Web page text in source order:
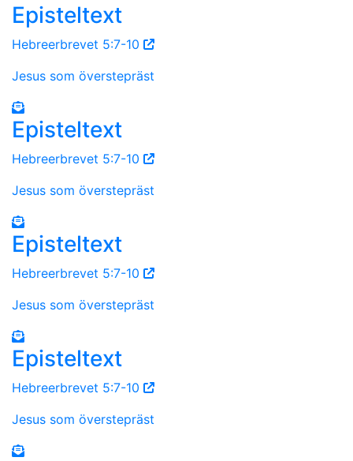
Episteltext
Hebreerbrevet 5:7-10
Jesus som överstepräst
Episteltext
Hebreerbrevet 5:7-10
Jesus som överstepräst
Episteltext
Hebreerbrevet 5:7-10
Jesus som överstepräst
Episteltext
Hebreerbrevet 5:7-10
Jesus som överstepräst